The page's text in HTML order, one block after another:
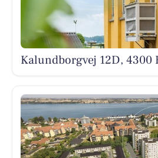
Kalundborgvej 12D, 4300